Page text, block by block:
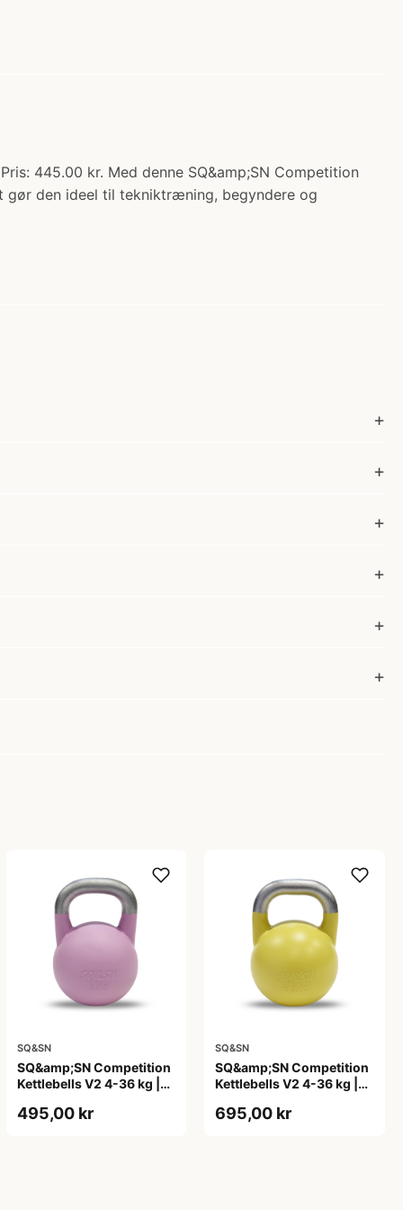
445.00 kr. Med denne SQ&amp;SN Competition
gør den ideel til tekniktræning, begyndere og
SQ&SN
SQ&amp;SN Competition
Kettlebells V2 4-36 kg |
Indstøbte kg-angivelser |
495,00 kr
SQ&SN
SQ&amp;SN Competition
Kettlebells V2 4-36 kg |
Indstøbte kg-angivelser |
695,00 kr